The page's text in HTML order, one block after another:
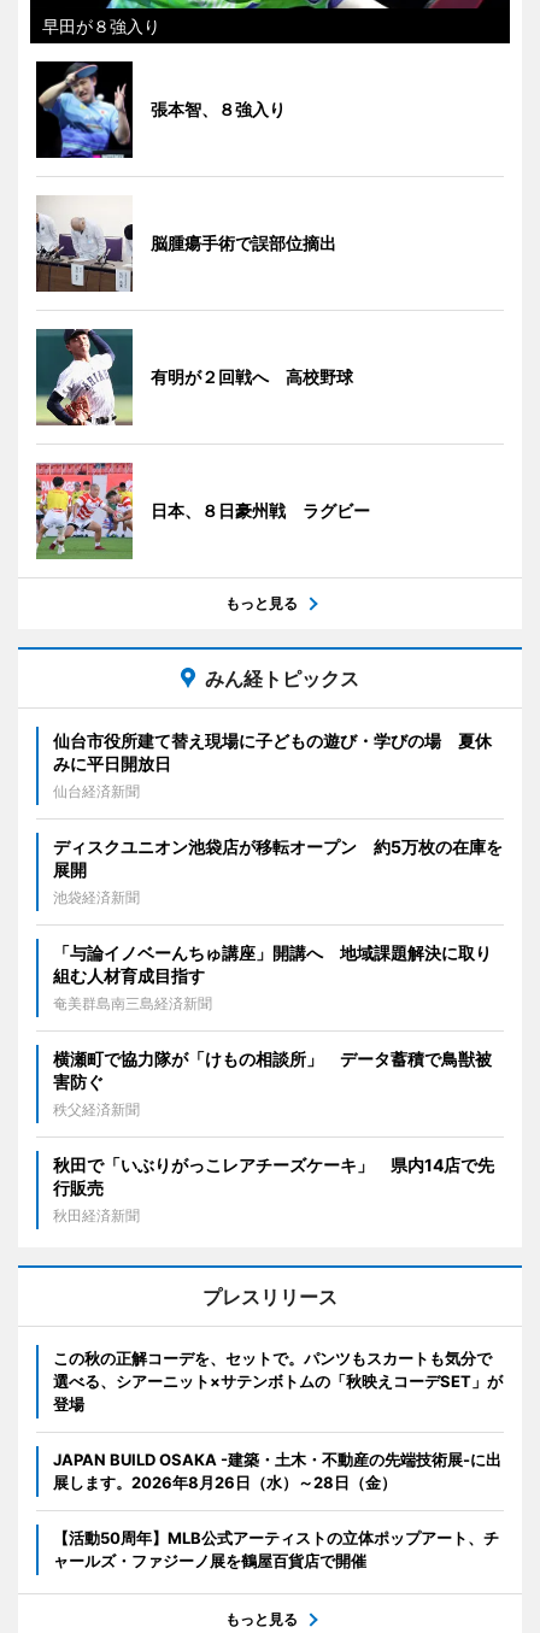
早田が８強入り
張本智、８強入り
脳腫瘍手術で誤部位摘出
有明が２回戦へ 高校野球
日本、８日豪州戦 ラグビー
もっと見る
みん経トピックス
仙台市役所建て替え現場に子どもの遊び・学びの場 夏休
みに平日開放日
仙台経済新聞
ディスクユニオン池袋店が移転オープン 約5万枚の在庫を
展開
池袋経済新聞
「与論イノベーんちゅ講座」開講へ 地域課題解決に取り
組む人材育成目指す
奄美群島南三島経済新聞
横瀬町で協力隊が「けもの相談所」 データ蓄積で鳥獣被
害防ぐ
秩父経済新聞
秋田で「いぶりがっこレアチーズケーキ」 県内14店で先
行販売
秋田経済新聞
プレスリリース
この秋の正解コーデを、セットで。パンツもスカートも気分で
選べる、シアーニット×サテンボトムの「秋映えコーデSET」が
登場
JAPAN BUILD OSAKA -建築・土木・不動産の先端技術展-に出
展します。2026年8月26日（水）～28日（金）
【活動50周年】MLB公式アーティストの立体ポップアート、チ
ャールズ・ファジーノ展を鶴屋百貨店で開催
もっと見る